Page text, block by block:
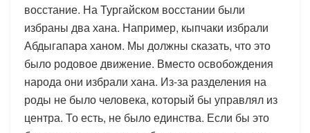
восстание. На Тургайском восстании были
избраны два хана. Например, кыпчаки избрали
Абдыгапара ханом. Мы должны сказать, что это
было родовое движение. Вместо освобождения
народа они избрали хана. Из-за разделения на
роды не было человека, который бы управлял из
центра. То есть, не было единства. Если бы это